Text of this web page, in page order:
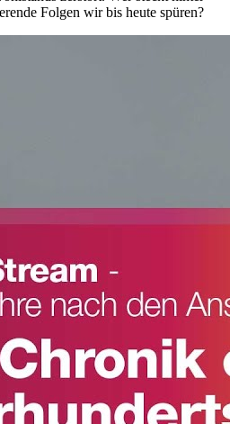
Folgen wir bis heute spüren?